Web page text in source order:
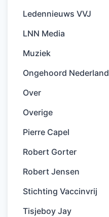
Ledennieuws VVJ
LNN Media
Muziek
Ongehoord Nederland
Over
Overige
Pierre Capel
Robert Gorter
Robert Jensen
Stichting Vaccinvrij
Tisjeboy Jay